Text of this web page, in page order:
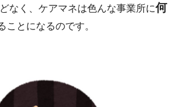
なく、ケアマネは色んな事業所に何
ことになるのです。